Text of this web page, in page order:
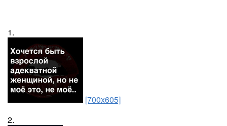
1.
[700x605]
2.